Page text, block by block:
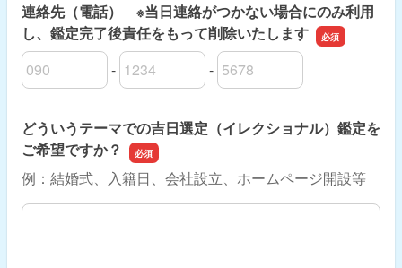
連絡先（電話） ※当日連絡がつかない場合にのみ利用
し、鑑定完了後責任をもって削除いたします
連絡先（電話） ※当日連絡がつかない場合にのみ利用し
-
連絡先（電話） ※当日連絡がつかない場合にのみ利用し
-
連絡先（電話） ※当日連絡がつかない場合にのみ利用し
どういうテーマでの吉日選定（イレクショナル）鑑定を
ご希望ですか？
例：結婚式、入籍日、会社設立、ホームページ開設等
どういうテーマでの吉日選定（イレクショナル）鑑定をご